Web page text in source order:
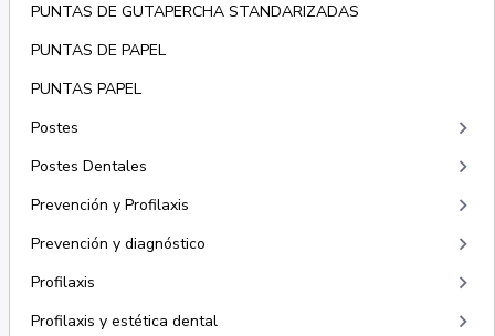
PUNTAS DE GUTAPERCHA STANDARIZADAS
PUNTAS DE PAPEL
PUNTAS PAPEL
Postes
keyboard_arrow_right
Postes Dentales keyboard_arrow_right
Prevención y Profilaxis keyboard_arrow_right
Prevención y diagnóstico keyboard_arrow_right
Profilaxis keyboard_arrow_right
Profilaxis y estética dental keyboard_arrow_right